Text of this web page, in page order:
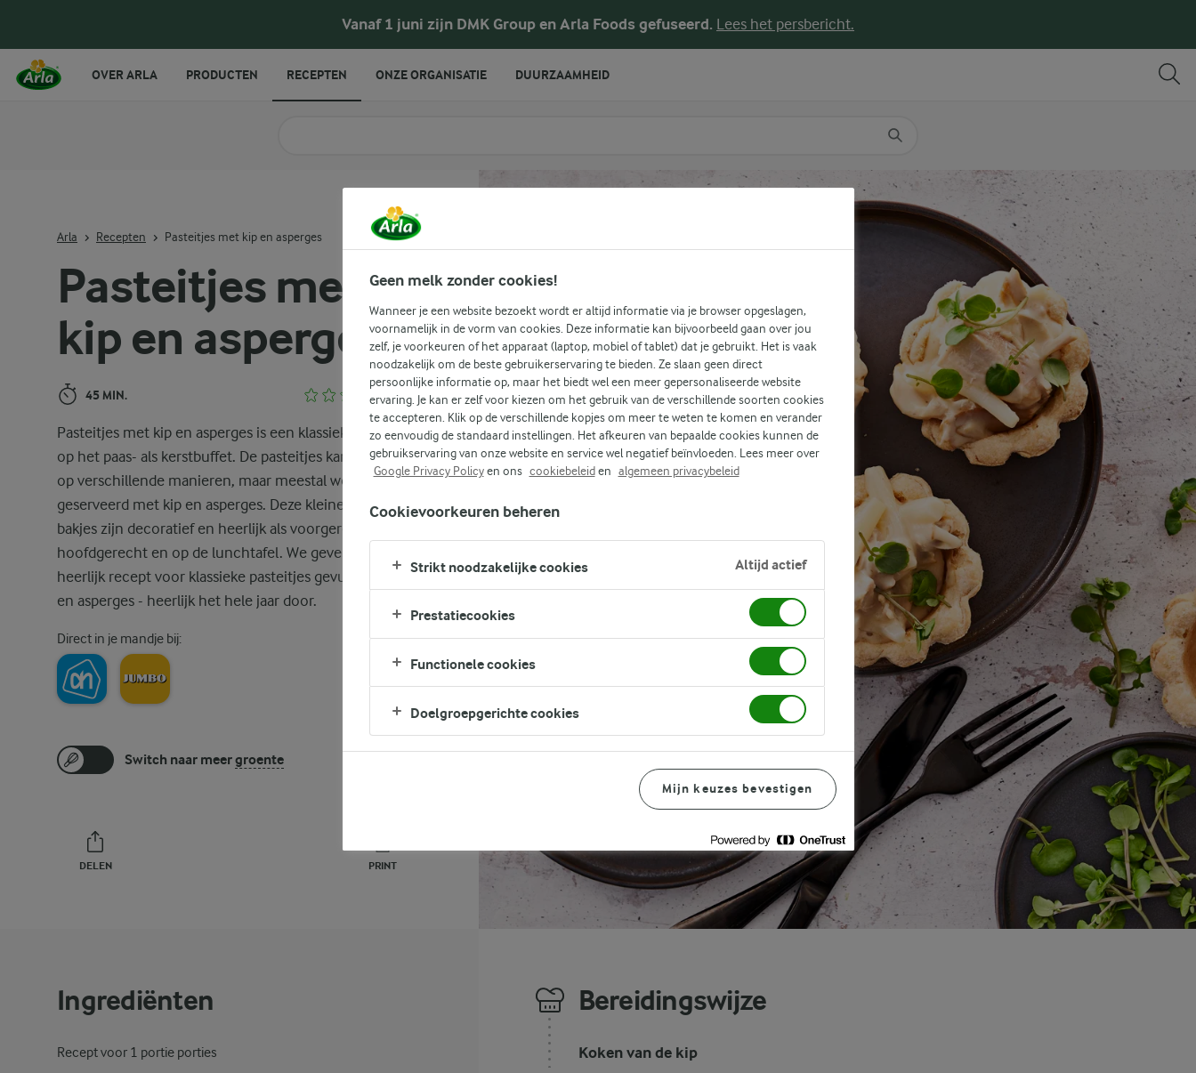
Vanaf 1 juni zijn DMK Group en Arla Foods gefuseerd. Lees het persbericht.
Pasteitjes met
kip en asperges
45 MIN. (0)
Pasteitjes met kip en asperges is een klassieker zowel
op het paas- als kerstbuffet. De pasteitjes kan je vullen
op verschillende manieren, maar meestal worden ze
geserveerd met kip en asperges. Deze kleine knapperige
bakjes zijn decoratief en heerlijk als voorgerecht,
hoofdgerecht en op de lunchtafel. We geven je een
heerlijk recept voor klassieke pasteitjes gevuld met kip
en asperges - heerlijk het hele jaar door.
Direct in je mandje bij:
Switch naar meergroente
DELEN PRINT
Arla Recepten Pasteitjes met kip en asperges
Ingrediënten
Recept voor 1 portie porties
Bereidingswijze
Koken van de kip
OVER ARLA PRODUCTEN RECEPTEN ONZE ORGANISATIE DUURZAAMHEID
Geen melk zonder cookies!
Wanneer je een website bezoekt wordt er altijd informatie via je browser opgeslagen,
voornamelijk in de vorm van cookies. Deze informatie kan bijvoorbeeld gaan over jou
zelf, je voorkeuren of het apparaat (laptop, mobiel of tablet) dat je gebruikt. Het is vaak
noodzakelijk om de beste gebruikerservaring te bieden. Ze slaan geen direct
persoonlijke informatie op, maar het biedt wel een meer gepersonaliseerde website
ervaring. Je kan er zelf voor kiezen om het gebruik van de verschillende soorten cookies
te accepteren. Klik op de verschillende kopjes om meer te weten te komen en verander
zo eenvoudig de standaard instellingen. Het afkeuren van bepaalde cookies kunnen de
gebruikservaring van onze website en service wel negatief beïnvloeden. Lees meer over
Google Privacy Policyen ons cookiebeleiden algemeen privacybeleid
Cookievoorkeuren beheren
Strikt noodzakelijke cookies Altijd actief
Prestatiecookies
Functionele cookies
Doelgroepgerichte cookies
Mijn keuzes bevestigen